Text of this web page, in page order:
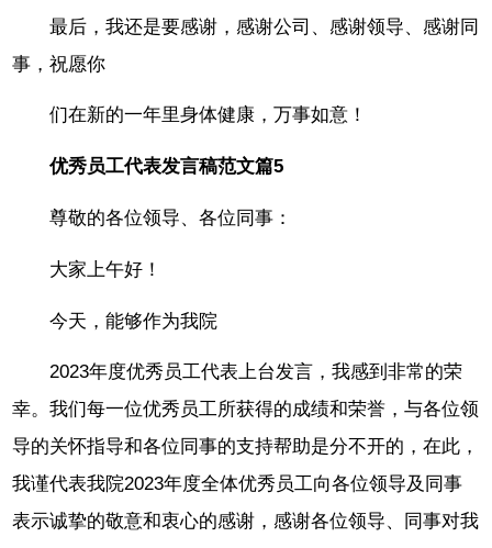
最后，我还是要感谢，感谢公司、感谢领导、感谢同
事，祝愿你
们在新的一年里身体健康，万事如意！
优秀员工代表发言稿范文篇5
尊敬的各位领导、各位同事：
大家上午好！
今天，能够作为我院
2023年度优秀员工代表上台发言，我感到非常的荣
幸。我们每一位优秀员工所获得的成绩和荣誉，与各位领
导的关怀指导和各位同事的支持帮助是分不开的，在此，
我谨代表我院2023年度全体优秀员工向各位领导及同事
表示诚挚的敬意和衷心的感谢，感谢各位领导、同事对我